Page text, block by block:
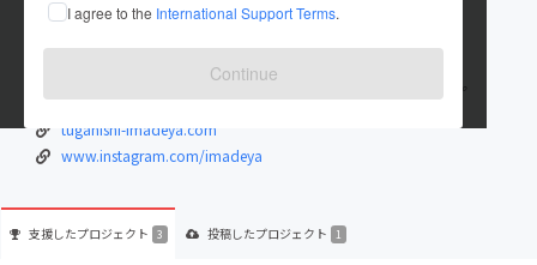
I agree to the International Support Terms.
Continue
在住国：日本 現在地：未設定
出身国：日本 出身地：未設定
料理人歴40年の現役僧侶が考える薬膳料理/薬膳から心身を健康に。
tuganishi-imadeya.com
www.instagram.com/imadeya
支援したプロジェクト 3 投稿したプロジェクト 1